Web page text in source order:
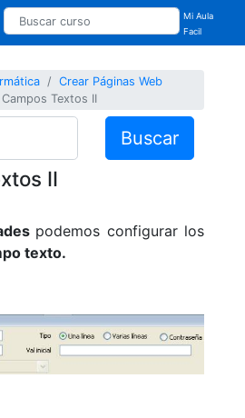
Mi Aula
Facil
Crear Páginas Web
Textos II
Buscar
II
podemos configurar los
texto.